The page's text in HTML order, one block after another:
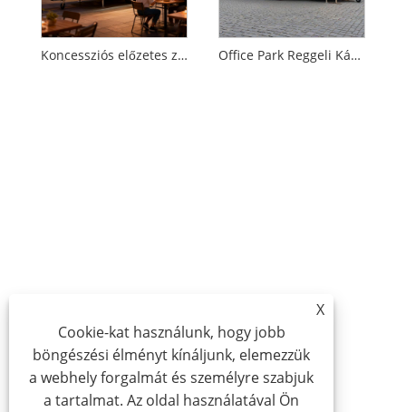
Koncessziós előzetes zenei fesztiválokhoz Office Park Reggeli Kávé teherautó
X
Cookie-kat használunk, hogy jobb
böngészési élményt kínáljunk, elemezzük
a webhely forgalmát és személyre szabjuk
a tartalmat. Az oldal használatával Ön